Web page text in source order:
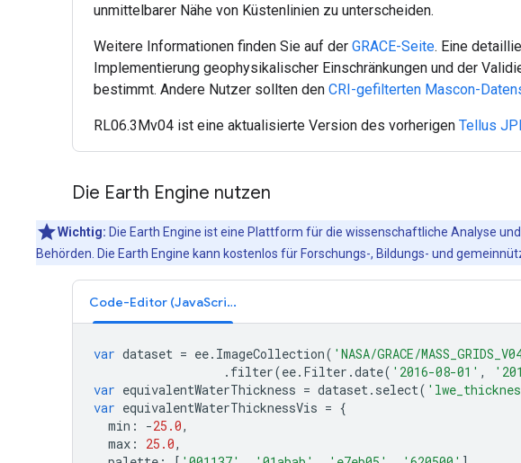
unmittelbarer Nähe von Küstenlinien zu unterscheiden.
Weitere Informationen finden Sie auf der GRACE-Seite. Eine
Implementierung geophysikalischer Einschränkungen und der
bestimmt. Andere Nutzer sollten den CRI-gefilterten Mascon-
RL06.3Mv04 ist eine aktualisierte Version des vorherigen Tellus
Die Earth Engine nutzen
Wichtig: Die Earth Engine ist eine Plattform für die wissenschaftliche Analyse
Behörden. Die Earth Engine kann kostenlos für Forschungs-, Bildungs- und
Code-Editor (JavaScript)
var dataset = ee. ImageCollection( 'NASA/GRACE/
. filter(ee. Filter .date( '2016-08-01' ,
var equivalentWaterThickness = dataset. select(
var equivalentWaterThicknessVis = {
min : -25.0,
max : 25.0,